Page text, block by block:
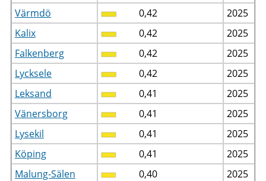
Värmdö
0,42
2025
Kalix
0,42
2025
Falkenberg
0,42
2025
Lycksele
0,42
2025
Leksand
0,41
2025
Vänersborg
0,41
2025
Lysekil
0,41
2025
Köping
0,41
2025
Malung-Sälen
0,40
2025